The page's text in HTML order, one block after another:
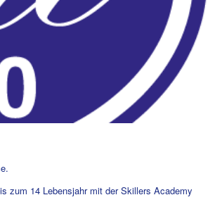
zum 14 Lebensjahr mit der Skillers Academy